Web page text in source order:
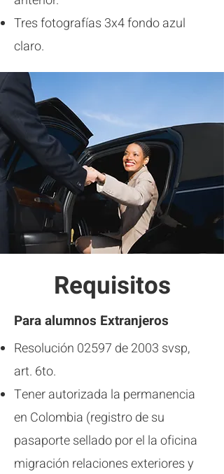
Tres fotografías 3x4 fondo azul
claro.
Requisitos
Para alumnos Extranjeros
Resolución 02597 de 2003 svsp,
art. 6to.
Tener autorizada la permanencia
en Colombia (registro de su
pasaporte sellado por el la oficina
migración relaciones exteriores y